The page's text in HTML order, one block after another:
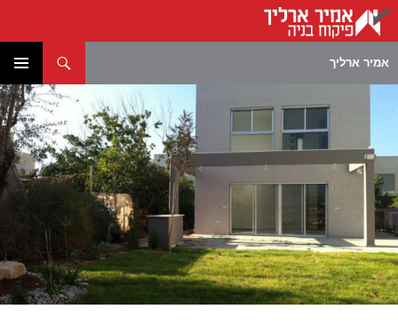
אמיר ארליך
תפריט
ראשי